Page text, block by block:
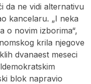
da ne vidi alternativu
kancelaru. „I neka
o novim izborima“,
krila njegove
dvanaest meseci
blok napravio